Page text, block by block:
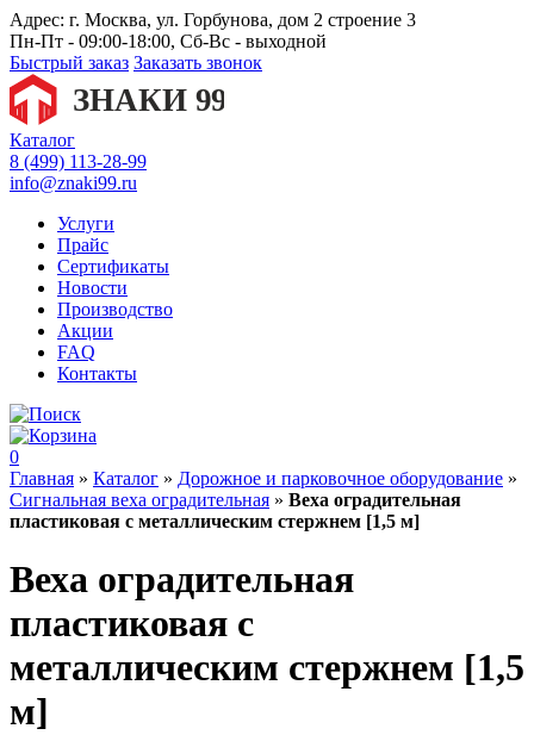
Адрес: г. Москва, ул. Горбунова, дом 2 строение 3
Пн-Пт - 09:00-18:00, Сб-Вс - выходной
Быстрый заказ Заказать звонок
Каталог
8 (499) 113-28-99
info@znaki99.ru
Услуги
Прайс
Сертификаты
Новости
Производство
Акции
FAQ
Контакты
0
Главная » Каталог » Дорожное и парковочное оборудование »
Сигнальная веха оградительная » Веха оградительная
пластиковая с металлическим стержнем [1,5 м]
Веха оградительная
пластиковая с
металлическим стержнем [1,5
м]